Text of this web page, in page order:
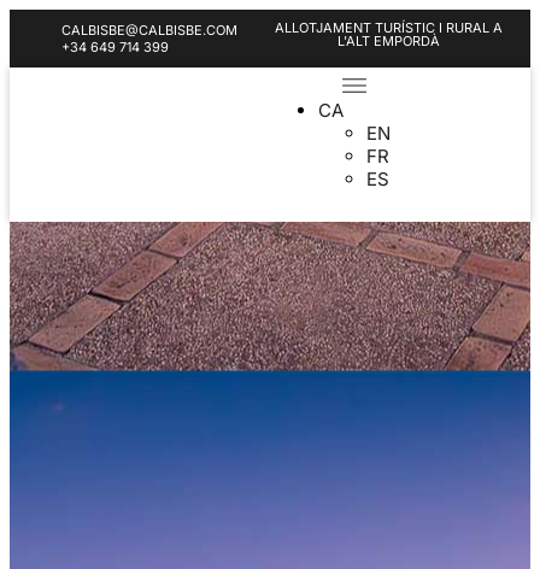
CALBISBE@CALBISBE.COM
+34 649 714 399
ALLOTJAMENT TURÍSTIC I RURAL A
L'ALT EMPORDÀ
CA
EN
FR
ES